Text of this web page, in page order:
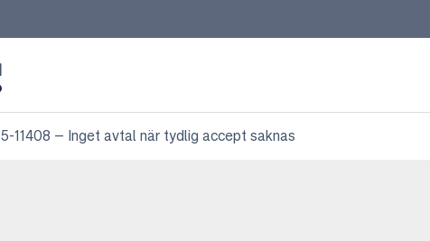
11408 – Inget avtal när tydlig accept saknas